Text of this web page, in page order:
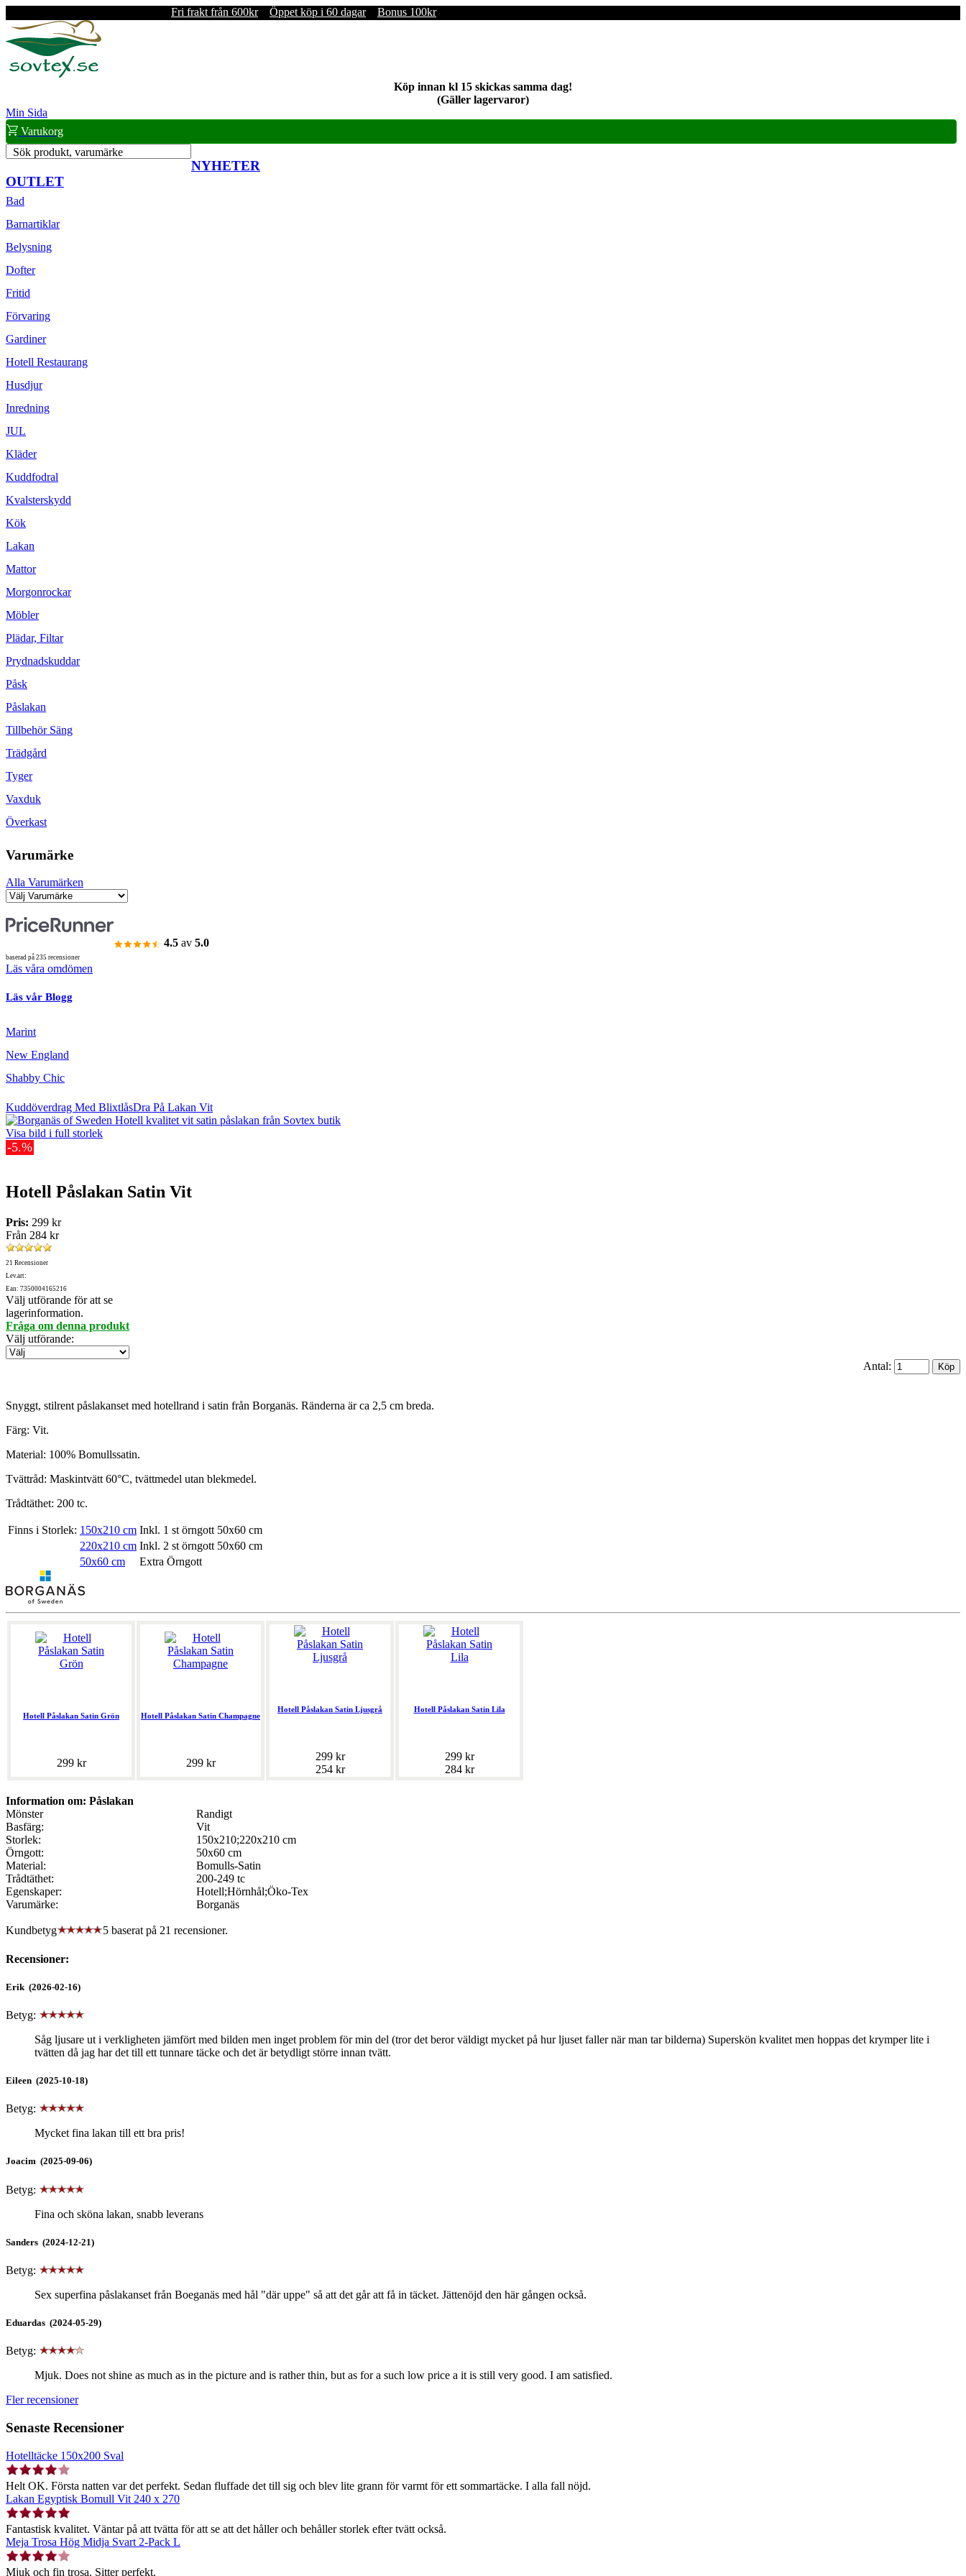
Fri frakt från 600kr Öppet köp i 60 dagar Bonus 100kr
Köp innan kl 15 skickas samma dag!
(Gäller lagervaror)
Min Sida
Varukorg
Sök produkt, varumärke
NYHETER
OUTLET
Bad
Barnartiklar
Belysning
Dofter
Fritid
Förvaring
Gardiner
Hotell Restaurang
Husdjur
Inredning
JUL
Kläder
Kuddfodral
Kvalsterskydd
Kök
Lakan
Mattor
Morgonrockar
Möbler
Plädar, Filtar
Prydnadskuddar
Påsk
Påslakan
Tillbehör Säng
Trädgård
Tyger
Vaxduk
Överkast
Varumärke
Alla Varumärken
4.5 av 5.0
baserad på 235 recensioner
Läs våra omdömen
Läs vår Blogg
Marint
New England
Shabby Chic
Kuddöverdrag Med BlixtlåsDra På Lakan Vit
Visa bild i full storlek
-5.%
Hotell Påslakan Satin Vit
Pris: 299 kr
Från 284 kr
21 Recensioner
Lev.art:
Ean: 7350004165216
Välj utförande för att se
lagerinformation.
Fråga om denna produkt
Välj utförande:
Antal:
Snyggt, stilrent påslakanset med hotellrand i satin från Borganäs. Ränderna är ca 2,5 cm breda.
Färg: Vit.
Material: 100% Bomullssatin.
Tvättråd: Maskintvätt 60°C, tvättmedel utan blekmedel.
Trådtäthet: 200 tc.
Finns i Storlek: 150x210 cm Inkl. 1 st örngott 50x60 cm
220x210 cm Inkl. 2 st örngott 50x60 cm
50x60 cm
Extra Örngott
Hotell Påslakan Satin Grön
299 kr
Hotell Påslakan Satin Champagne
299 kr
Hotell Påslakan Satin Ljusgrå
299 kr
254 kr
Hotell Påslakan Satin Lila
299 kr
284 kr
Information om: Påslakan
Mönster
Randigt
Basfärg:
Vit
Storlek:
150x210;220x210 cm
Örngott:
50x60 cm
Material:
Bomulls-Satin
Trådtäthet:
200-249 tc
Egenskaper:
Hotell;Hörnhål;Öko-Tex
Varumärke:
Borganäs
Kundbetyg 5 baserat på 21 recensioner.
Recensioner:
Erik (2026-02-16)
Betyg:
Såg ljusare ut i verkligheten jämfört med bilden men inget problem för min del (tror det beror väldigt mycket på hur ljuset faller när man tar bilderna) Superskön kvalitet men hoppas det krymper lite i
tvätten då jag har det till ett tunnare täcke och det är betydligt större innan tvätt.
Eileen (2025-10-18)
Betyg:
Mycket fina lakan till ett bra pris!
Joacim (2025-09-06)
Betyg:
Fina och sköna lakan, snabb leverans
Sanders (2024-12-21)
Betyg:
Sex superfina påslakanset från Boeganäs med hål "där uppe" så att det går att få in täcket. Jättenöjd den här gången också.
Eduardas (2024-05-29)
Betyg:
Mjuk. Does not shine as much as in the picture and is rather thin, but as for a such low price a it is still very good. I am satisfied.
Fler recensioner
Senaste Recensioner
Hotelltäcke 150x200 Sval
Helt OK. Första natten var det perfekt. Sedan fluffade det till sig och blev lite grann för varmt för ett sommartäcke. I alla fall nöjd.
Lakan Egyptisk Bomull Vit 240 x 270
Fantastisk kvalitet. Väntar på att tvätta för att se att det håller och behåller storlek efter tvätt också.
Meja Trosa Hög Midja Svart 2-Pack L
Mjuk och fin trosa. Sitter perfekt.